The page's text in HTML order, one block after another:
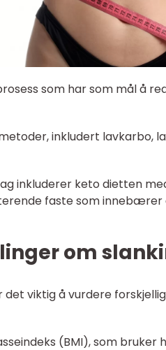
som har som mål å
inkludert lavkarbo,
inkluderer keto dietten
faste som innebærer
om
det viktig å vurdere
(BMI), som bruker